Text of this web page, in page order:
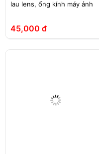
lau lens, ống kính máy ảnh
45,000 đ